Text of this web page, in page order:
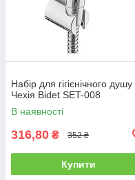
Набір для гігієнічного душу
Чехія Bidet SET-008
В наявності
316,80 ₴ 352 ₴
Купити